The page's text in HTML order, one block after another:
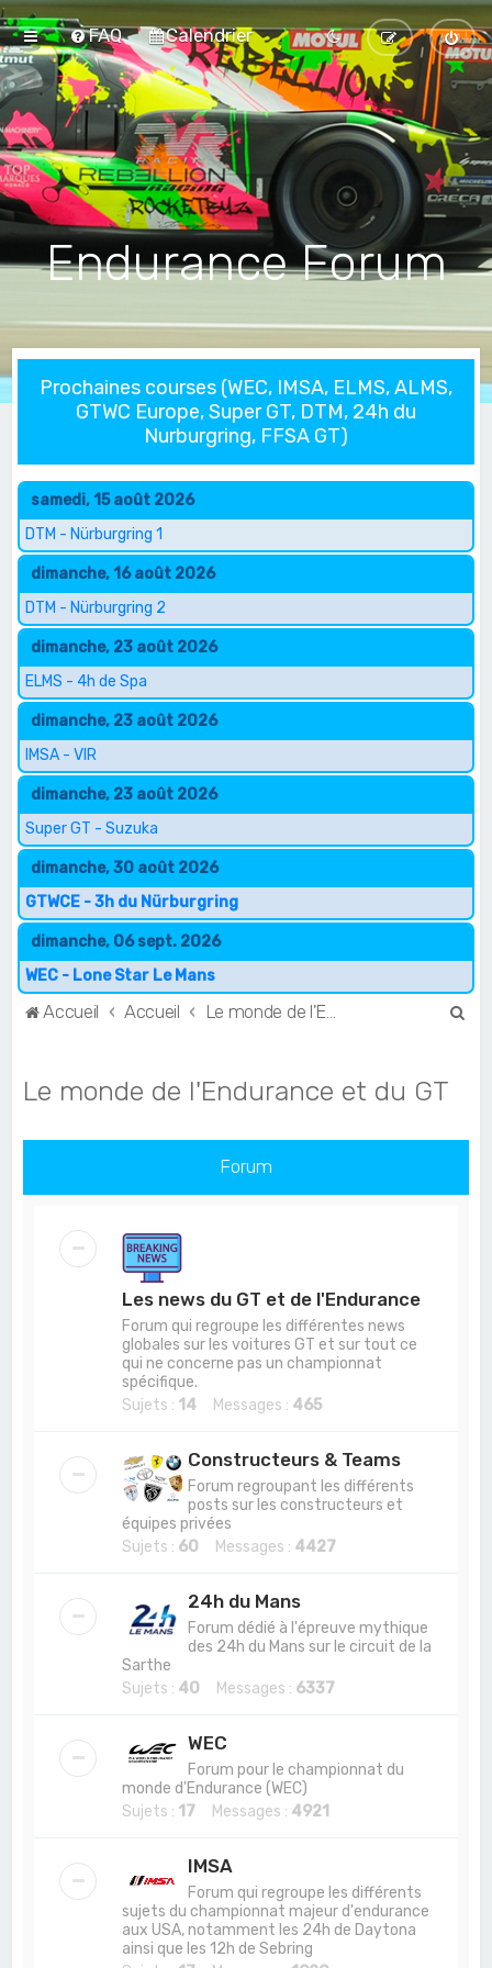
FAQ Calendrier
Endurance Forum
Prochaines courses (WEC, IMSA, ELMS, ALMS,
GTWC Europe, Super GT, DTM, 24h du
Nurburgring, FFSA GT)
samedi, 15 août 2026
DTM - Nürburgring 1
dimanche, 16 août 2026
DTM - Nürburgring 2
dimanche, 23 août 2026
ELMS - 4h de Spa
dimanche, 23 août 2026
IMSA - VIR
dimanche, 23 août 2026
Super GT - Suzuka
dimanche, 30 août 2026
GTWCE - 3h du Nürburgring
dimanche, 06 sept. 2026
WEC - Lone Star Le Mans
Accueil Accueil
c
Le monde de l'Endurance et du GT
Forum
Les news du GT et de l'Endurance
Forum qui regroupe les différentes news
globales sur les voitures GT et sur tout ce
qui ne concerne pas un championnat
spécifique.
Sujets : 14 Messages : 465
Constructeurs & Teams
Forum regroupant les différents
posts sur les constructeurs et
équipes privées
Sujets : 60 Messages : 4427
24h du Mans
Forum dédié à l'épreuve mythique
des 24h du Mans sur le circuit de la
Sarthe
Sujets : 40 Messages : 6337
WEC
Forum pour le championnat du
monde d'Endurance (WEC)
Sujets : 17 Messages : 4921
IMSA
Forum qui regroupe les différents
sujets du championnat majeur d'endurance
aux USA, notamment les 24h de Daytona
ainsi que les 12h de Sebring